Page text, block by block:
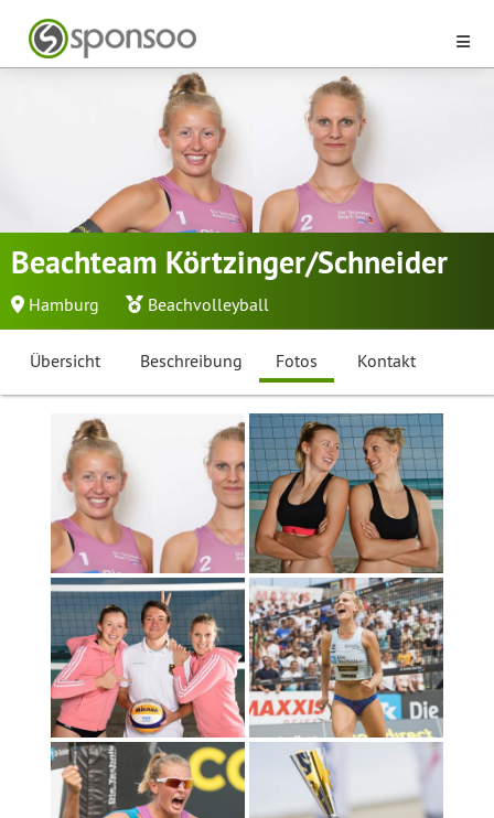
Beachteam Körtzinger/Schneider
Hamburg Beachvolleyball
Übersicht Beschreibung Fotos Kontakt